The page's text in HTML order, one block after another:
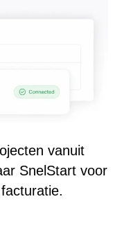
vanuit
SnelStart voor